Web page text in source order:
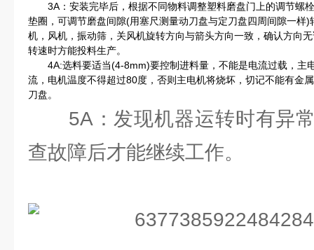
3A：安装完毕后，根据不同物料调整塑料磨盘门上的调节螺
垫圈，可调节磨盘间隙(用塞尺测量动刀盘与定刀盘四周间隙一样
机，风机，振动筛，关风机旋转方向与箭头方向一致，确认方向
转速时方能投料生产。
4A:选料要适当(4-8mm)要控制进料量，不能是电流过载，主
流，电机温度不得超过80度，否则主电机将烧坏，切记不能有金
刀盘。
5A：发现机器运转时有异常
查故障后才能继续工作。